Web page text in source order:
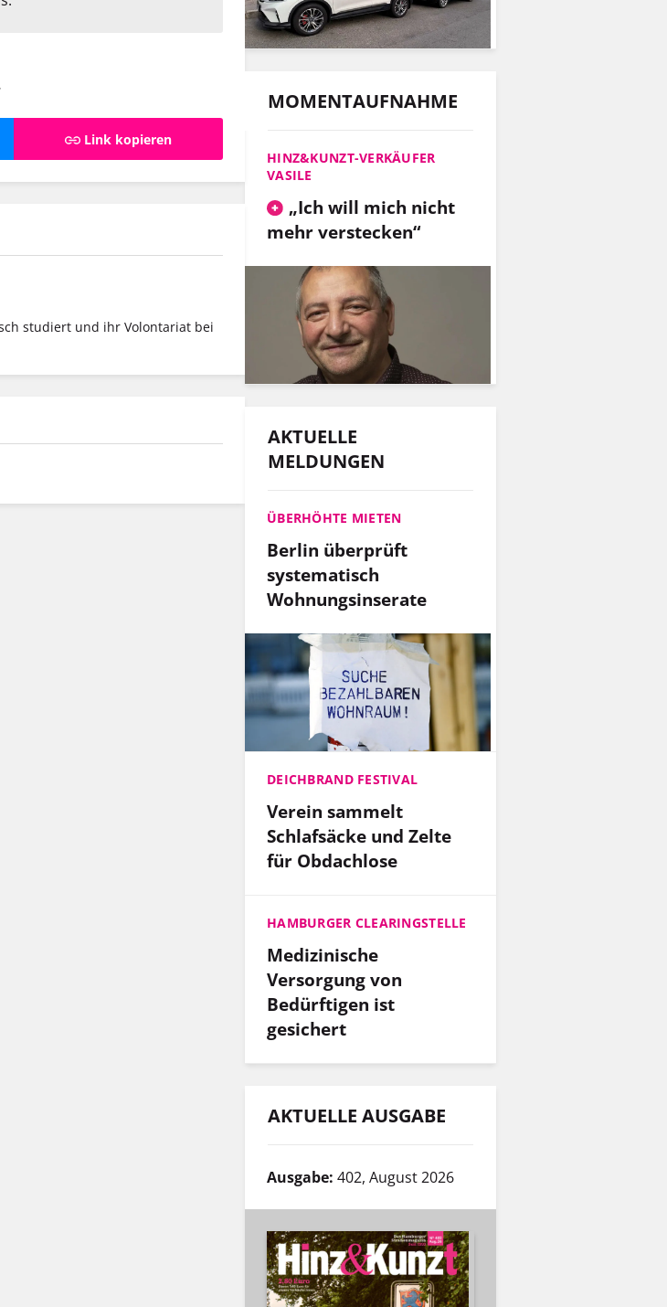
Link kopieren
studiert und ihr Volontariat bei
MOMENTAUFNAHME
HINZ&KUNZT-VERKÄUFER
VASILE
„Ich will mich nicht
mehr verstecken“
AKTUELLE
MELDUNGEN
ÜBERHÖHTE MIETEN
Berlin überprüft
systematisch
Wohnungsinserate
DEICHBRAND FESTIVAL
Verein sammelt
Schlafsäcke und Zelte
für Obdachlose
HAMBURGER CLEARINGSTELLE
Medizinische
Versorgung von
Bedürftigen ist
gesichert
AKTUELLE AUSGABE
Ausgabe: 402, August 2026